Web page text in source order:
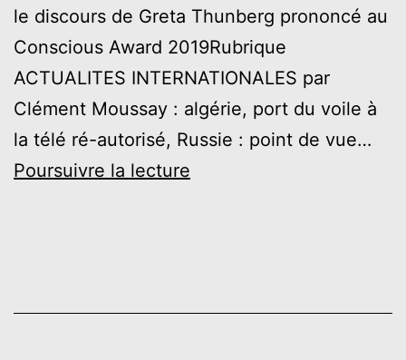
le discours de Greta Thunberg prononcé au
Conscious Award 2019Rubrique
ACTUALITES INTERNATIONALES par
Clément Moussay : algérie, port du voile à
la télé ré-autorisé, Russie : point de vue…
Poursuivre la lecture